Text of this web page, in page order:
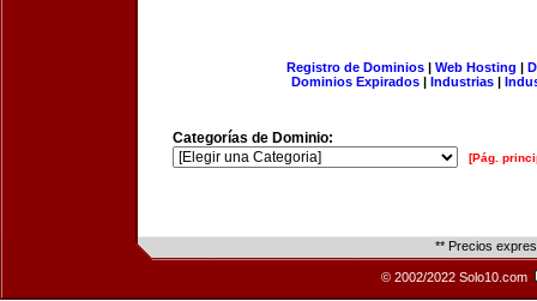
Registro de Dominios| Web Hosting |
Dominios Expirados | Industrias |
Categorías de Dominio:
[Pág.
** Precios
© 2002/2022 Solo10.com